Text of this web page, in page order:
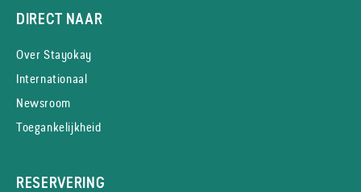
DIRECT NAAR
Over Stayokay
Internationaal
Newsroom
Toegankelijkheid
RESERVERING